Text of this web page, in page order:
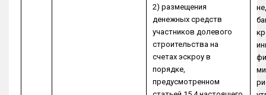
2) размещения
денежных средств
участников долевого
строительства на
счетах эскроу в
порядке,
предусмотренном